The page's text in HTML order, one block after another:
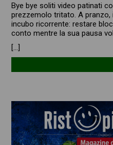
Bye bye soliti video patinati
prezzemolo tritato. A pranzo,
incubo ricorrente: restare
conto mentre la sua pausa
[…]